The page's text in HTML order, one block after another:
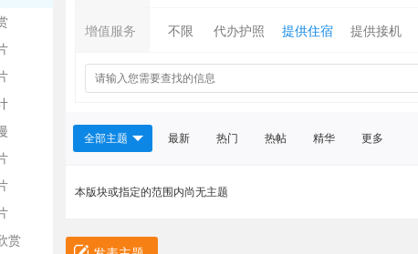
赏
平
增值服务 不限 代办护照 提供住宿 提供接机
全部主题 最新 热门 热帖 精华 更多
本版块或指定的范围内尚无主题